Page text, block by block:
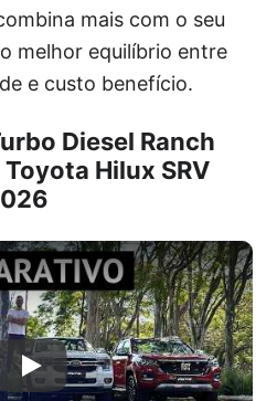
mais com o seu
melhor equilíbrio entre
e custo benefício.
Diesel Ranch
Hilux SRV